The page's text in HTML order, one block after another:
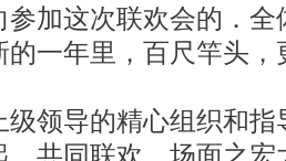
参加这次联欢会的．
的一年里，百尺竿头，
导的精心组织和指
，共同联欢。场面之